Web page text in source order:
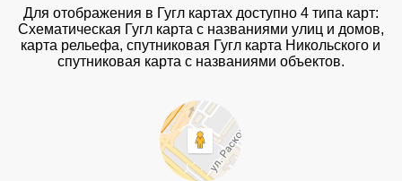
Для отображения в Гугл картах доступно 4 типа карт:
Схематическая Гугл карта с названиями улиц и домов,
карта рельефа, спутниковая Гугл карта Никольского и
спутниковая карта с названиями объектов.